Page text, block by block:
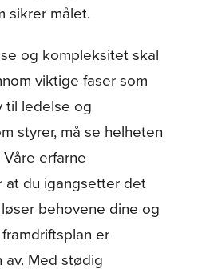
sikrer målet.
og kompleksitet skal
viktige faser som
til ledelse og
styrer, må se helheten
erfarne
du igangsetter det
behovene dine og
er
Med stødig